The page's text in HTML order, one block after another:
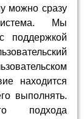
можно сразу
Мы
поддержкой
находится
выполнять.
подхода